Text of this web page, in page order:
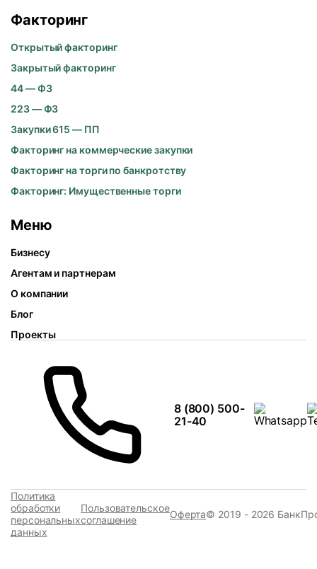
Факторинг
Открытый факторинг
Закрытый факторинг
44 — ФЗ
223 — ФЗ
Закупки 615 — ПП
Факторинг на коммерческие закупки
Факторинг на торги по банкротству
Факторинг: Имущественные торги
Меню
Бизнесу
Агентам и партнерам
О компании
Блог
Проекты
8 (800) 500-
21-40
Политика
обработки
персональных
данных
Пользовательское
соглашение
Оферта© 2019 - 2026